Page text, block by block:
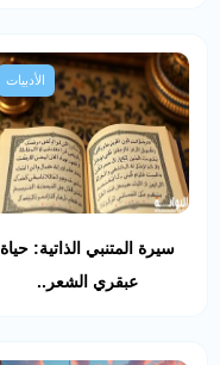
الأدبيات
سيرة المتنبي الذاتية: حياة
عبقري الشعر..